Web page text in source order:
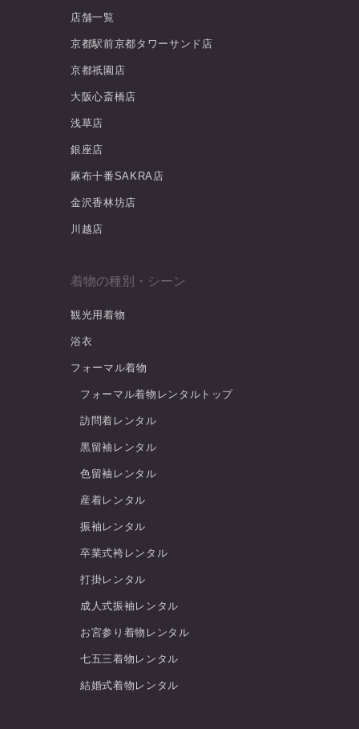
店舗一覧
京都駅前京都タワーサンド店
京都祇園店
大阪心斎橋店
浅草店
銀座店
麻布十番SAKRA店
金沢香林坊店
川越店
着物の種別・シーン
観光用着物
浴衣
フォーマル着物
フォーマル着物レンタルトップ
訪問着レンタル
黒留袖レンタル
色留袖レンタル
産着レンタル
振袖レンタル
卒業式袴レンタル
打掛レンタル
成人式振袖レンタル
お宮参り着物レンタル
七五三着物レンタル
結婚式着物レンタル